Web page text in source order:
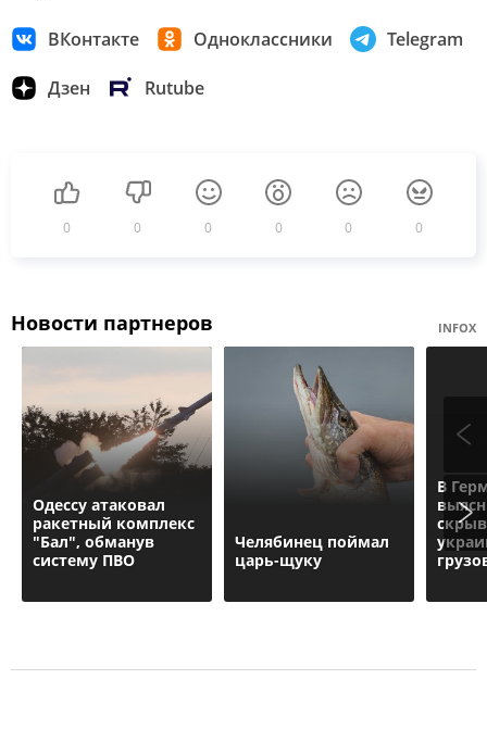
ВКонтакте Одноклассники Telegram
Дзен Rutube
0 0 0 0 0 0
Новости партнеров INFOX
Одессу атаковал
ракетный комплекс
"Бал", обманув
систему ПВО
Челябинец поймал
царь-щуку
В